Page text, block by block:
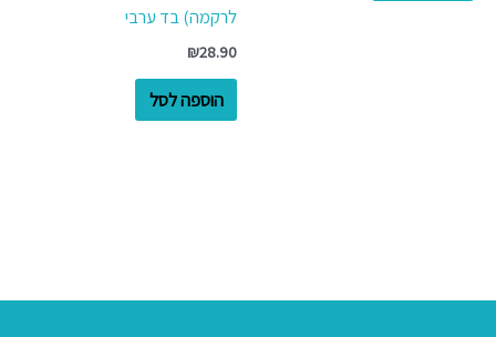
לרקמה) בד ערבי
₪28.90
הוספה לסל